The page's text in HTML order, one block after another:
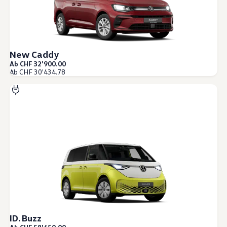
Technologie
Service
Service und Zubehör
Service Aktionen
Service und Reparatur
Reparatur
ServicePlus
Auf- und Umbauten
Wissenswertes
Kontrollleuchten Rot
Kontrollleuchten Gelb
Kontrollleuchten Grün
Kontrollleuchten Blau
Kontrollleuchten Weiss
WLTP
XTL-Dieselkraftstoff
Digitale Dienste und Apps
New Caddy
Ab CHF 32'900.00
Ab CHF 30'434.78
ID. Buzz